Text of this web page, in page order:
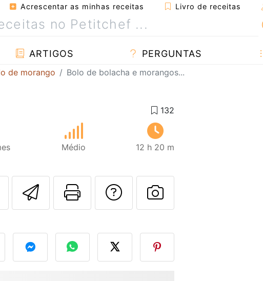
Acrescentar as minhas receitas Livro de receitas
ARTIGOS PERGUNTAS
de morango Bolo de bolacha e morangos...
Médio 12 h 20 m
Enviar esta receita a um
Imprima esta página
Falar com o
Fez esta